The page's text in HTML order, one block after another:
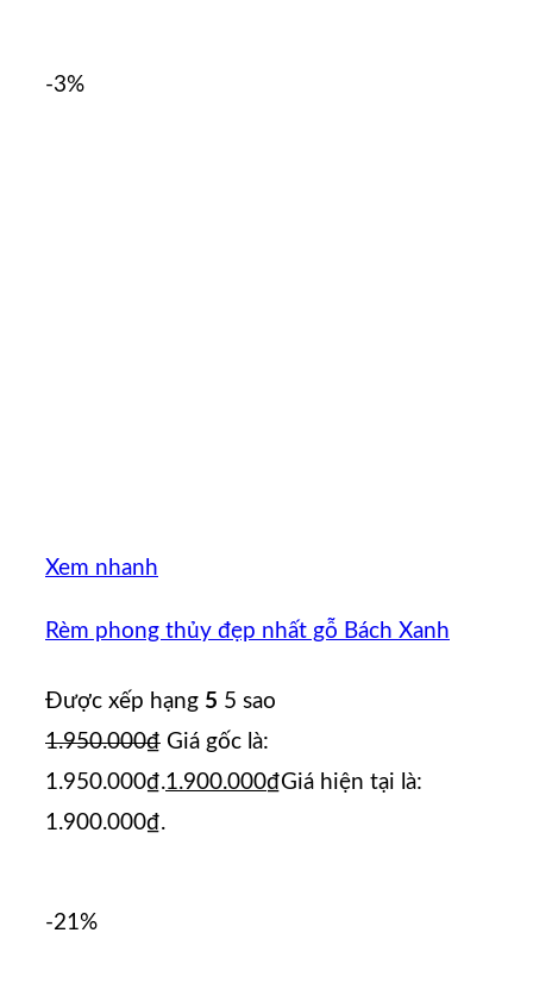
-3%
Xem nhanh
Rèm phong thủy đẹp nhất gỗ Bách Xanh
Được xếp hạng 5 5 sao
1.950.000₫ Giá gốc là:
1.950.000₫.1.900.000₫Giá hiện tại là:
1.900.000₫.
-21%